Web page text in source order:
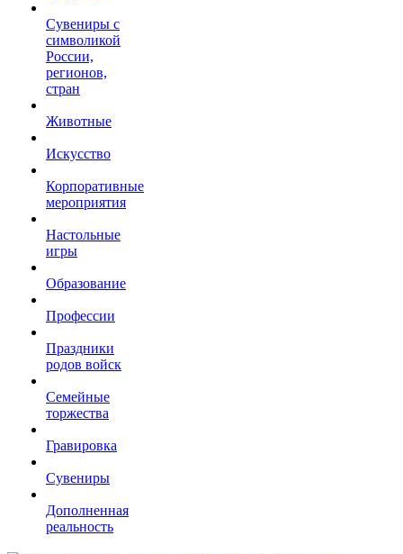
Сувениры с
символикой
России,
регионов,
стран
Животные
Искусство
Корпоративные
мероприятия
Настольные
игры
Образование
Профессии
Праздники
родов войск
Семейные
торжества
Гравировка
Сувениры
Дополненная
реальность